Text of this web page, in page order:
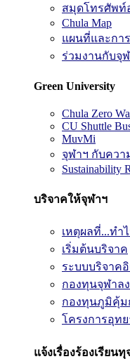
สมุดโทรศัพท์
Chula Map
แผนที่และกา
ร่วมงานกับจุ
Green University
Chula Zero
CU Shuttle
MuvMi
จุฬาฯ กับควา
Sustainability
บริจาคให้จุฬาฯ
เหตุผลที่...ทำ
เริ่มต้นบริจาค
ระบบบริจาค
กองทุนจุฬาล
กองทุนภูมิคุ้ม
โครงการอุท
แจ้งเรื่องร้องเรียนทุ